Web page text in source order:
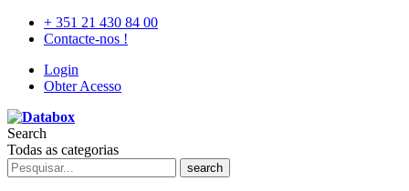
+ 351 21 430 84 00
Contacte-nos !
Login
Obter Acesso
Search
Todas as categorias
search